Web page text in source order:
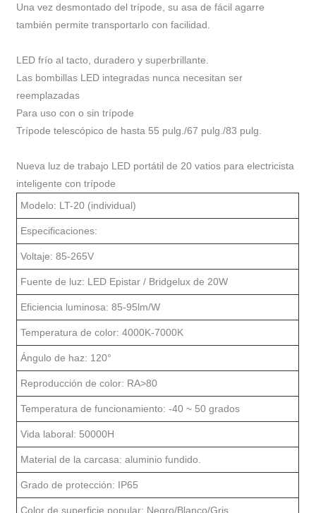
Una vez desmontado del trípode, su asa de fácil agarre
también permite transportarlo con facilidad.
LED frío al tacto, duradero y superbrillante.
Las bombillas LED integradas nunca necesitan ser
reemplazadas
Para uso con o sin trípode
Trípode telescópico de hasta 55 pulg./67 pulg./83 pulg.
Nueva luz de trabajo LED portátil de 20 vatios para electricista
inteligente con trípode
Modelo: LT-20 (individual)
Especificaciones:
Voltaje: 85-265V
Fuente de luz: LED Epistar / Bridgelux de 20W
Eficiencia luminosa: 85-95lm/W
Temperatura de color: 4000K-7000K
Ángulo de haz: 120°
Reproducción de color: RA>80
Temperatura de funcionamiento: -40 ~ 50 grados
Vida laboral: 50000H
Material de la carcasa: aluminio fundido.
Grado de protección: IP65
Color de superficie popular: Negro/Blanco/Gris